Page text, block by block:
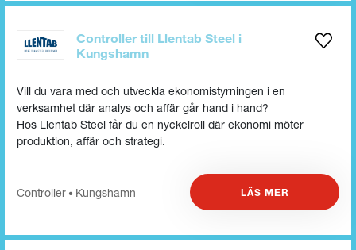
Controller till Llentab Steel i
Kungshamn
Vill du vara med och utveckla ekonomistyrningen i en
verksamhet där analys och affär går hand i hand?
Hos Llentab Steel får du en nyckelroll där ekonomi möter
produktion, affär och strategi.
Controller • Kungshamn LÄS MER